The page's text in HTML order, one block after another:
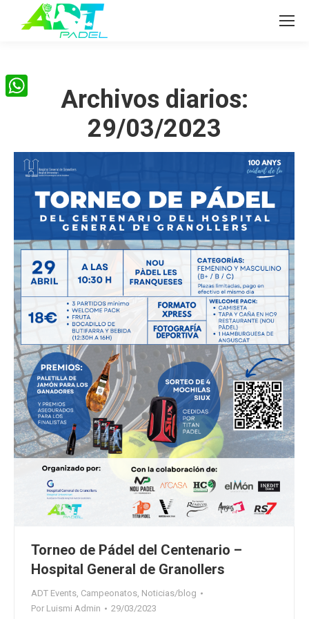
Archivos diarios:
29/03/2023
Torneo de Pádel del Centenario –
Hospital General de Granollers
ADT Events, Campeonatos, Noticias/blog
Por Luismi Admin 29/03/2023